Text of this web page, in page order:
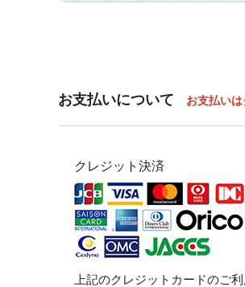
お支払いについて お支払い
クレジット決済
上記のクレジットカードのご利